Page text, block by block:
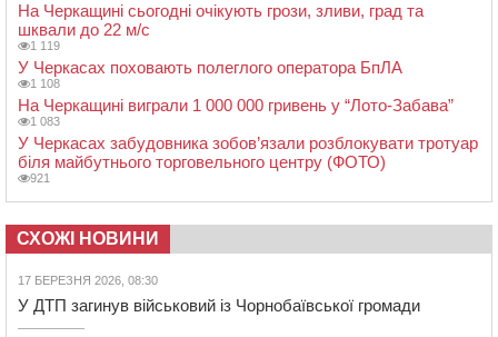
На Черкащині сьогодні очікують грози, зливи, град та
шквали до 22 м/с
1 119
У Черкасах поховають полеглого оператора БпЛА
1 108
На Черкащині виграли 1 000 000 гривень у “Лото-Забава”
1 083
У Черкасах забудовника зобов’язали розблокувати тротуар
біля майбутнього торговельного центру (ФОТО)
921
СХОЖІ НОВИНИ
17 БЕРЕЗНЯ 2026, 08:30
У ДТП загинув військовий із Чорнобаївської громади